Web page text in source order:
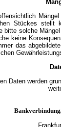
Stückes
bitte solche
keine
das
Daten werden